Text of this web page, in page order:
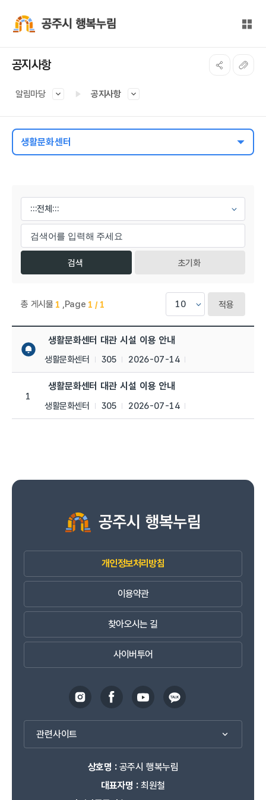
전체
공지사항
알림마당 공지사항
생활문화센터
초기화
총 게시물 1 ,Page 1 / 1 적용
생활문화센터 > 공지사항 목록으로 번호, 제목, 작성자, 조회수,등
생활문화센터 대관 시설 이용 안내
생활문화센터 305 2026-07-14
1
생활문화센터 대관 시설 이용 안내
생활문화센터 305 2026-07-14
개인정보처리방침
이용약관
찾아오시는 길
사이버투어
관련사이트
상호명 :공주시 행복누림
대표자명 :최원철